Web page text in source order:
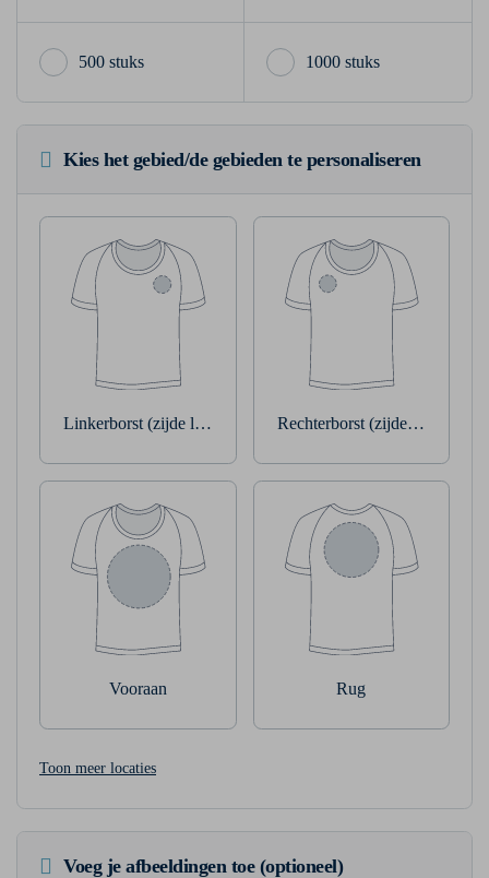
500 stuks 1000 stuks
Kies het gebied/de gebieden te personaliseren
Linkerborst (zijde linkerarm) Rechterborst (zijde
Vooraan Rug
Toon meer locaties
Voeg je afbeeldingen toe (optioneel)